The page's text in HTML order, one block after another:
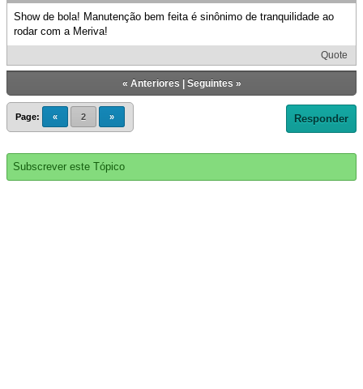
Show de bola! Manutenção bem feita é sinônimo de tranquilidade ao
rodar com a Meriva!
Quote
« Anteriores Seguintes »
Page: « 2 » Responder
Subscrever este Tópico